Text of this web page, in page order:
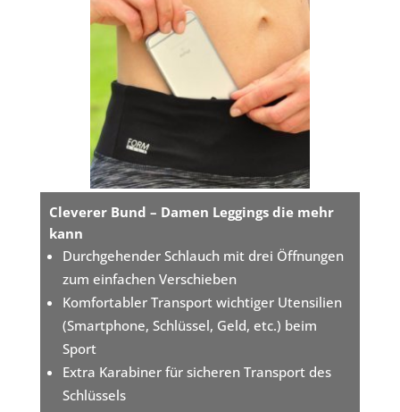
Cleverer Bund – Damen Leggings die mehr
kann
Durchgehender Schlauch mit drei Öffnungen
zum einfachen Verschieben
Komfortabler Transport wichtiger Utensilien
(Smartphone, Schlüssel, Geld, etc.) beim
Sport
Extra Karabiner für sicheren Transport des
Schlüssels